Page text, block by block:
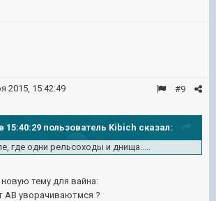
#9
2015, 15:42:49
15:40:29 пользователь Kibich сказал:
где одни рельсоходы и днища.....
тему для вайна:
АВ уворачиваютмся ?